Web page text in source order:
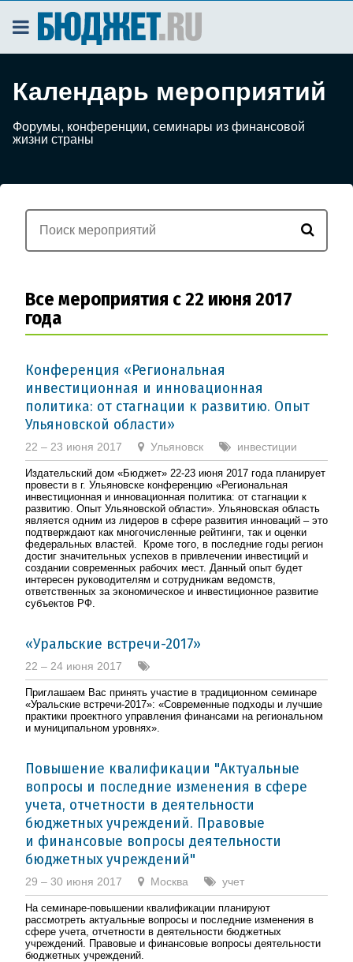
Календарь мероприятий
Форумы, конференции, семинары из финансовой
жизни страны
Все мероприятия с 22 июня 2017
года
Конференция «Региональная
инвестиционная и инновационная
политика: от стагнации к развитию. Опыт
Ульяновской области»
22 – 23 июня 2017 Ульяновск инвестиции
Издательский дом «Бюджет» 22-23 июня 2017 года планирует
провести в г. Ульяновске конференцию «Региональная
инвестиционная и инновационная политика: от стагнации к
развитию. Опыт Ульяновской области». Ульяновская область
является одним из лидеров в сфере развития инноваций – это
подтверждают как многочисленные рейтинги, так и оценки
федеральных властей. Кроме того, в последние годы регион
достиг значительных успехов в привлечении инвестиций и
создании современных рабочих мест. Данный опыт будет
интересен руководителям и сотрудникам ведомств,
ответственных за экономическое и инвестиционное развитие
субъектов РФ.
«Уральские встречи-2017»
22 – 24 июня 2017
Приглашаем Вас принять участие в традиционном семинаре
«Уральские встречи-2017»: «Современные подходы и лучшие
практики проектного управления финансами на региональном
и муниципальном уровнях».
Повышение квалификации "Актуальные
вопросы и последние изменения в сфере
учета, отчетности в деятельности
бюджетных учреждений. Правовые
и финансовые вопросы деятельности
бюджетных учреждений"
29 – 30 июня 2017 Москва учет
На семинаре-повышении квалификации планируют
рассмотреть актуальные вопросы и последние изменения в
сфере учета, отчетности в деятельности бюджетных
учреждений. Правовые и финансовые вопросы деятельности
бюджетных учреждений.